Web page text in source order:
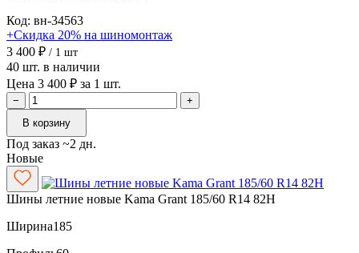
Код: вн-34563
+Скидка 20% на шиномонтаж
3 400 ₽ / 1 шт
40 шт. в наличии
Цена 3 400 ₽ за 1 шт.
−
+
В корзину
Под заказ ~2 дн.
Новые
Шины летние новые Kama Grant 185/60 R14 82H
Ширина185